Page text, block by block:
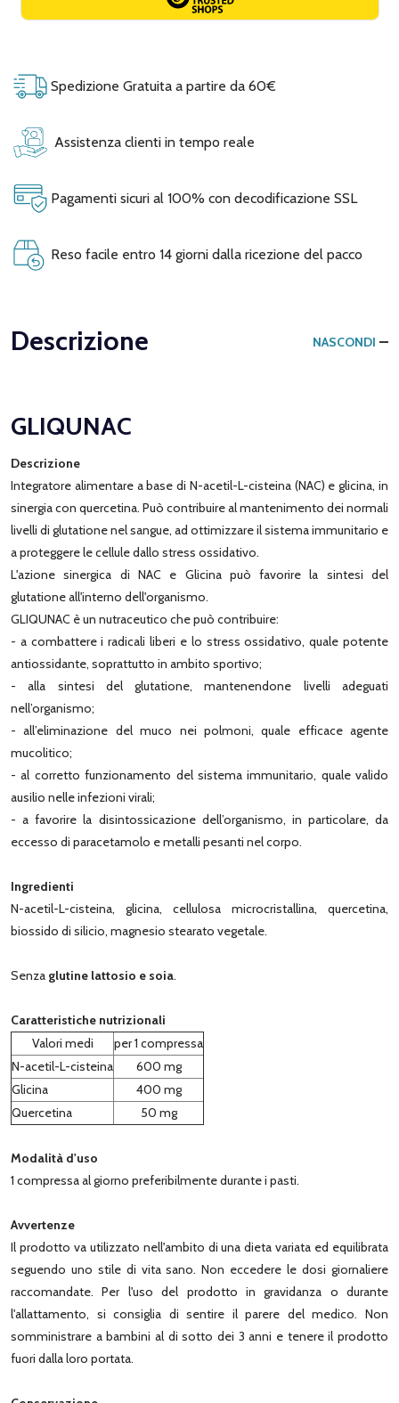
Spedizione Gratuita a partire da 60€
Assistenza clienti in tempo reale
Pagamenti sicuri al 100% con decodificazione SSL
Reso facile entro 14 giorni dalla ricezione del pacco
Descrizione NASCONDI
GLIQUNAC
Descrizione
Integratore alimentare a base di N-acetil-L-cisteina (NAC) e glicina, in
sinergia con quercetina. Può contribuire al mantenimento dei normali
livelli di glutatione nel sangue, ad ottimizzare il sistema immunitario e
a proteggere le cellule dallo stress ossidativo.
L'azione sinergica di NAC e Glicina può favorire la sintesi del
glutatione all'interno dell'organismo.
GLIQUNAC è un nutraceutico che può contribuire:
- a combattere i radicali liberi e lo stress ossidativo, quale potente
antiossidante, soprattutto in ambito sportivo;
- alla sintesi del glutatione, mantenendone livelli adeguati
nell’organismo;
- all’eliminazione del muco nei polmoni, quale efficace agente
mucolitico;
- al corretto funzionamento del sistema immunitario, quale valido
ausilio nelle infezioni virali;
- a favorire la disintossicazione dell’organismo, in particolare, da
eccesso di paracetamolo e metalli pesanti nel corpo.
Ingredienti
N-acetil-L-cisteina, glicina, cellulosa microcristallina, quercetina,
biossido di silicio, magnesio stearato vegetale.
Senza glutine lattosio e soia.
Caratteristiche nutrizionali
Valori medi
per 1 compressa
N-acetil-L-cisteina
600 mg
Glicina
400 mg
Quercetina
50 mg
Modalità d'uso
1 compressa al giorno preferibilmente durante i pasti.
Avvertenze
Il prodotto va utilizzato nell'ambito di una dieta variata ed equilibrata
seguendo uno stile di vita sano. Non eccedere le dosi giornaliere
raccomandate. Per l'uso del prodotto in gravidanza o durante
l'allattamento, si consiglia di sentire il parere del medico. Non
somministrare a bambini al di sotto dei 3 anni e tenere il prodotto
fuori dalla loro portata.